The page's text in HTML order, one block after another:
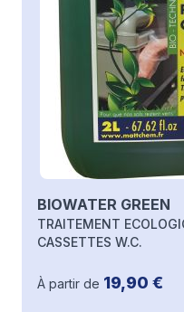
BIOWATER GREEN
TRAITEMENT
CASSETTES W.C.
À partir de 19,90 €